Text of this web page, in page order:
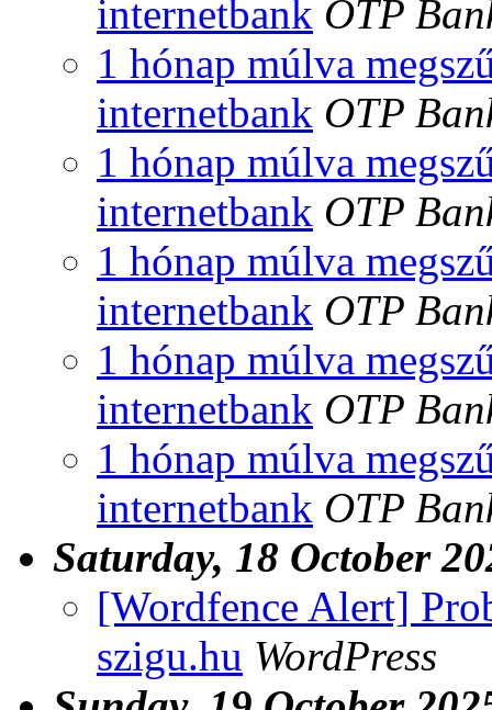
internetbank OTP
1 hónap múlva
internetbank OTP
1 hónap múlva
internetbank OTP
1 hónap múlva
internetbank OTP
1 hónap múlva
internetbank OTP
1 hónap múlva
internetbank OTP
Saturday, 18 October
[Wordfence Alert]
szigu.hu WordPress